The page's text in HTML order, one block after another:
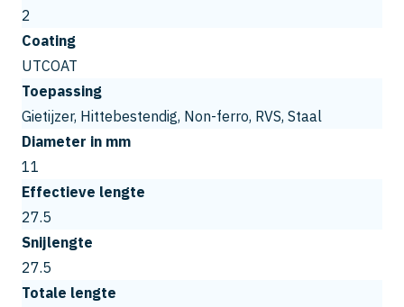
2
Coating
UTCOAT
Toepassing
Gietijzer, Hittebestendig, Non-ferro, RVS, Staal
Diameter in mm
11
Effectieve lengte
27.5
Snijlengte
27.5
Totale lengte